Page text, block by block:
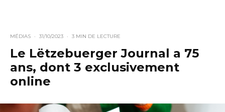
MÉDIAS · 31/10/2023 · 3 MIN DE LECTURE
Le Lëtzebuerger Journal a 75
ans, dont 3 exclusivement
online